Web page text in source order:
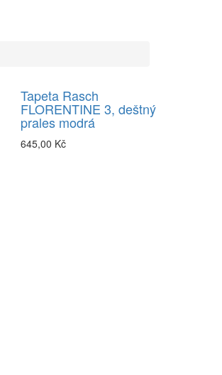
Tapeta Rasch
FLORENTINE 3, deštný
prales modrá
645,00 Kč